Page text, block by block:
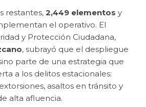
restantes, 2,449 elementos y
el operativo. El
y Protección Ciudadana,
, subrayó que el despliegue
parte de una estrategia que
a los delitos estacionales:
asaltos en tránsito y
alta afluencia.